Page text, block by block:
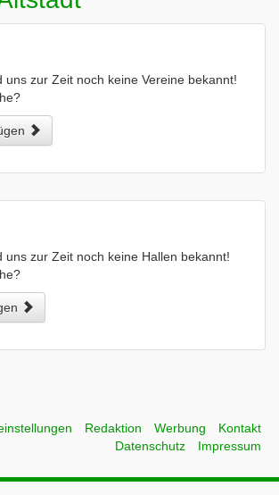
uns zur Zeit noch keine Vereine bekannt!
uns zur Zeit noch keine Hallen bekannt!
Redaktion Werbung
Kontakt
Datenschutz
Impressum